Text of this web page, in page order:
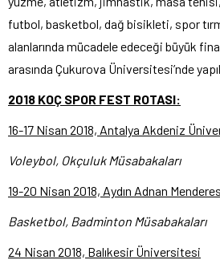
futbol, basketbol, dağ bisikleti, spor
alanlarında mücadele edeceği büyük
arasında Çukurova Üniversitesi’nde
2018 KOÇ SPOR FEST ROTASI:
16-17 Nisan 2018, Antalya Akdeniz
Voleybol, Okçuluk Müsabakaları
19-20 Nisan 2018, Aydın Adnan
Basketbol, Badminton Müsabakaları
24 Nisan 2018, Balıkesir Üniversitesi